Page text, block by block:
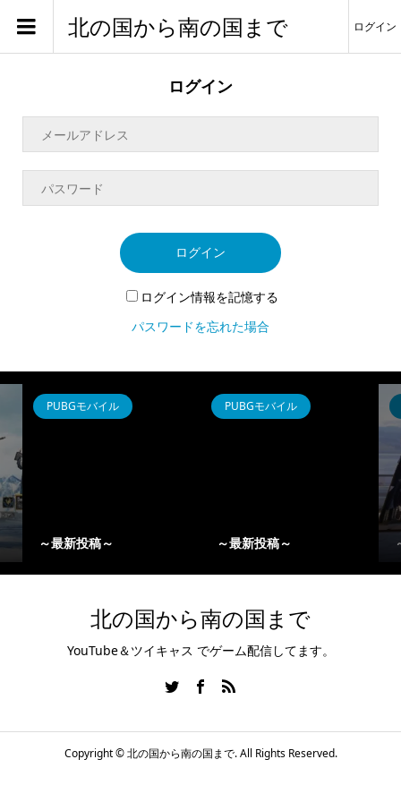
北の国から南の国まで ログイン
ログイン
ログイン
ログイン情報を記憶する
パスワードを忘れた場合
PUBGモバイル
～最新投稿～
PUBGモバイル
～最新投稿～
北の国から南の国まで
YouTube＆ツイキャス でゲーム配信してます。
Copyright ©北の国から南の国まで. All Rights Reserved.